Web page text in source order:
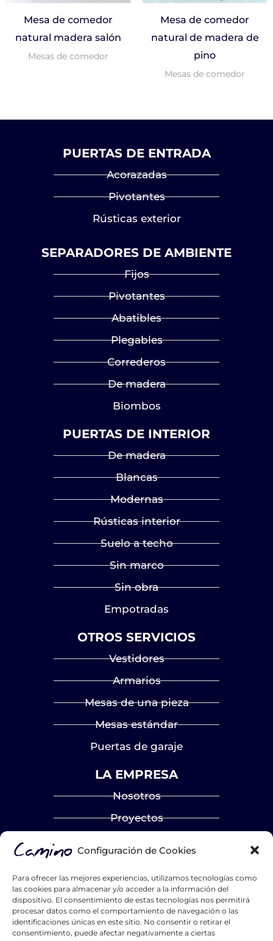
Configuración de Cookies
Para ofrecer las mejores experiencias, utilizamos tecnologías como
las cookies para almacenar y/o acceder a la información del
dispositivo. El consentimiento de estas tecnologías nos permitirá
procesar datos como el comportamiento de navegación o las
identificaciones únicas en este sitio. No consentir o retirar el
consentimiento, puede afectar negativamente a ciertas
Mesa de comedor
natural madera salón
Mesas de comedor
Mesa de comedor
natural de madera de
pino
Mesas de comedor
PUERTAS DE ENTRADA
Acorazadas
Pivotantes
Rústicas exterior
SEPARADORES DE AMBIENTE
Fijos
Pivotantes
Abatibles
Plegables
Correderos
De madera
Biombos
PUERTAS DE INTERIOR
De madera
Blancas
Modernas
Rústicas interior
Suelo a techo
Sin marco
Sin obra
Empotradas
OTROS SERVICIOS
Vestidores
Armarios
Mesas de una pieza
Mesas estándar
Puertas de garaje
LA EMPRESA
Nosotros
Proyectos
Catálogos
Hazte distribuidor
List Title #1